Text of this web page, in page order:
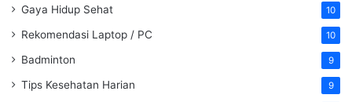
Gaya Hidup Sehat 10
Rekomendasi Laptop / PC 10
Badminton 9
Tips Kesehatan Harian 9